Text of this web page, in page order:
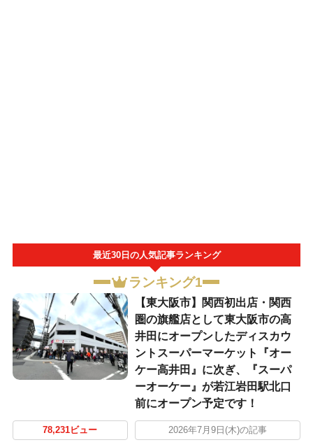
最近30日の人気記事ランキング
ランキング1
【東大阪市】関西初出店・関西
圏の旗艦店として東大阪市の高
井田にオープンしたディスカウ
ントスーパーマーケット『オー
ケー高井田』に次ぎ、『スーパ
ーオーケー』が若江岩田駅北口
前にオープン予定です！
78,231ビュー 2026年7月9日(木)の記事